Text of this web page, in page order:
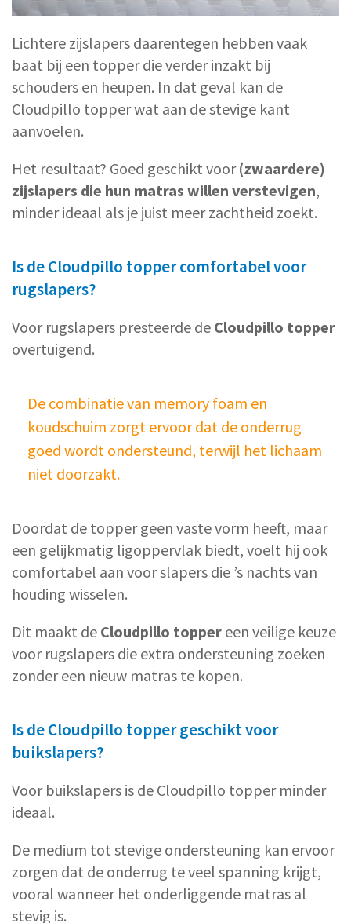
Lichtere zijslapers daarentegen hebben vaak
baat bij een topper die verder inzakt bij
schouders en heupen. In dat geval kan de
Cloudpillo topper wat aan de stevige kant
aanvoelen.
Het resultaat? Goed geschikt voor(zwaardere)
zijslapers die hun matras willen verstevigen,
minder ideaal als je juist meer zachtheid zoekt.
Is de Cloudpillo topper comfortabel voor
rugslapers?
Voor rugslapers presteerde de Cloudpillo topper
overtuigend.
De combinatie van memory foam en
koudschuim zorgt ervoor dat de onderrug
goed wordt ondersteund, terwijl het lichaam
niet doorzakt.
Doordat de topper geen vaste vorm heeft, maar
een gelijkmatig ligoppervlak biedt, voelt hij ook
comfortabel aan voor slapers die ’s nachts van
houding wisselen.
Dit maakt de Cloudpillo topper een veilige keuze
voor rugslapers die extra ondersteuning zoeken
zonder een nieuw matras te kopen.
Is de Cloudpillo topper geschikt voor
buikslapers?
Voor buikslapers is de Cloudpillo topper minder
ideaal.
De medium tot stevige ondersteuning kan ervoor
zorgen dat de onderrug te veel spanning krijgt,
vooral wanneer het onderliggende matras al
stevig is.